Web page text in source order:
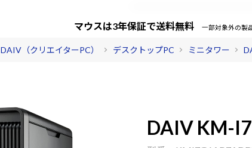
マウスは3年保証で送料無料 一部対象外の製
DAIV（クリエイターPC） デスクトップPC ミニタワー
DAIV KM-